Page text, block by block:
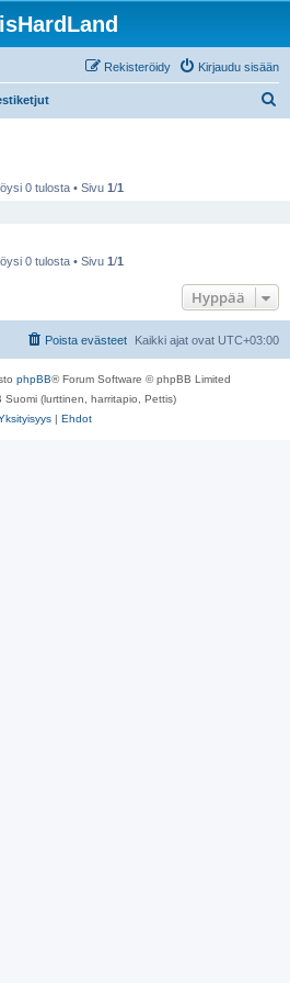
Kirjaudu sisään
Rekisteröidy
0 tulosta • Sivu 1/1
0 tulosta • Sivu 1/1
Hyppää
Kaikki ajat ovat UTC+03:00
Poista evästeet
phpBB® Forum Software © phpBB Limited
(lurttinen, harritapio, Pettis)
| Ehdot